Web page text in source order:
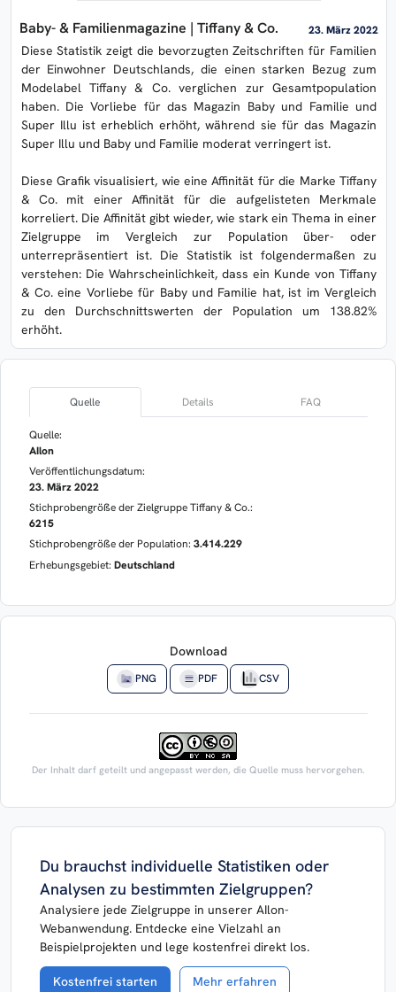
Baby- & Familienmagazine | Tiffany & Co. 23. März 2022
Diese Statistik zeigt die bevorzugten Zeitschriften für Familien
der Einwohner Deutschlands, die einen starken Bezug zum
Modelabel Tiffany & Co. verglichen zur Gesamtpopulation
haben. Die Vorliebe für das Magazin Baby und Familie und
Super Illu ist erheblich erhöht, während sie für das Magazin
Super Illu und Baby und Familie moderat verringert ist.
Diese Grafik visualisiert, wie eine Affinität für die Marke Tiffany
& Co. mit einer Affinität für die aufgelisteten Merkmale
korreliert. Die Affinität gibt wieder, wie stark ein Thema in einer
Zielgruppe im Vergleich zur Population über- oder
unterrepräsentiert ist. Die Statistik ist folgendermaßen zu
verstehen: Die Wahrscheinlichkeit, dass ein Kunde von Tiffany
& Co. eine Vorliebe für Baby und Familie hat, ist im Vergleich
zu den Durchschnittswerten der Population um 138.82%
erhöht.
Quelle Details FAQ
Quelle:
AIlon
Veröffentlichungsdatum:
23. März 2022
Stichprobengröße der Zielgruppe Tiffany & Co.:
6215
Stichprobengröße der Population: 3.414.229
Erhebungsgebiet: Deutschland
Download
PNG PDF CSV
Der Inhalt darf geteilt und angepasst werden, die Quelle muss hervorgehen.
Du brauchst individuelle Statistiken oder
Analysen zu bestimmten Zielgruppen?
Analysiere jede Zielgruppe in unserer AIlon-
Webanwendung. Entdecke eine Vielzahl an
Beispielprojekten und lege kostenfrei direkt los.
Kostenfrei starten Mehr erfahren